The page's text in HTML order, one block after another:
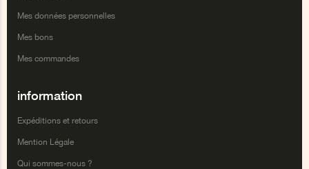
Mes données personnelles
Mes bons
Mes commandes
information
Expéditions et retours
Mention Légale
Qui sommes-nous ?